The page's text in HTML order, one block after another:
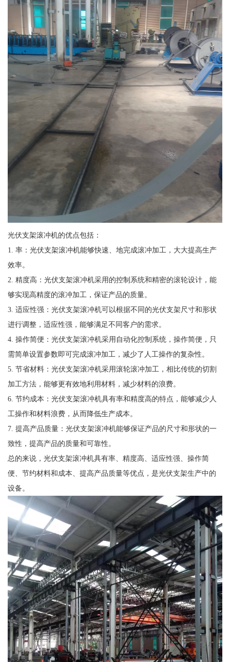
光伏支架滚冲机的优点包括：
1. 率：光伏支架滚冲机能够快速、地完成滚冲加工，大大提高生产
效率。
2. 精度高：光伏支架滚冲机采用的控制系统和精密的滚轮设计，能
够实现高精度的滚冲加工，保证产品的质量。
3. 适应性强：光伏支架滚冲机可以根据不同的光伏支架尺寸和形状
进行调整，适应性强，能够满足不同客户的需求。
4. 操作简便：光伏支架滚冲机采用自动化控制系统，操作简便，只
需简单设置参数即可完成滚冲加工，减少了人工操作的复杂性。
5. 节省材料：光伏支架滚冲机采用滚轮滚冲加工，相比传统的切割
加工方法，能够更有效地利用材料，减少材料的浪费。
6. 节约成本：光伏支架滚冲机具有率和精度高的特点，能够减少人
工操作和材料浪费，从而降低生产成本。
7. 提高产品质量：光伏支架滚冲机能够保证产品的尺寸和形状的一
致性，提高产品的质量和可靠性。
总的来说，光伏支架滚冲机具有率、精度高、适应性强、操作简
便、节约材料和成本、提高产品质量等优点，是光伏支架生产中的
设备。